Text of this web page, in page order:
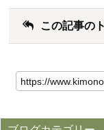
この記事の